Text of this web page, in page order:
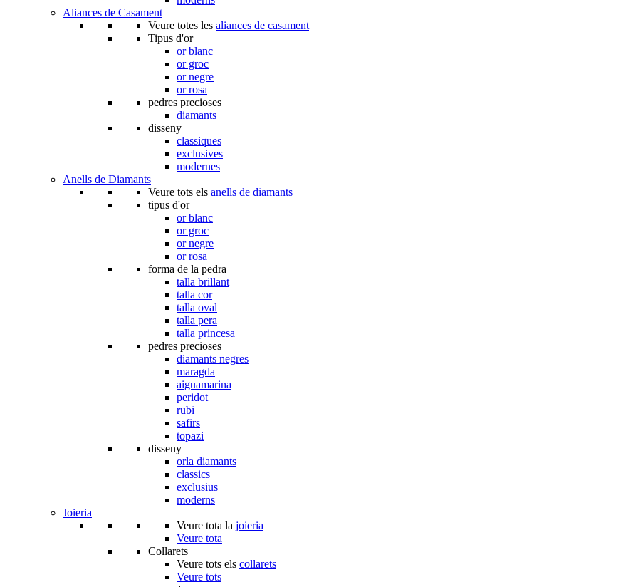
Aliances de Casament
Veure totes les aliances de casament
Tipus d'or
or blanc
or groc
or negre
or rosa
pedres precioses
diamants
disseny
classiques
exclusives
modernes
Anells de Diamants
Veure tots els anells de diamants
tipus d'or
or blanc
or groc
or negre
or rosa
forma de la pedra
talla brillant
talla cor
talla oval
talla pera
talla princesa
pedres precioses
diamants negres
maragda
aiguamarina
peridot
rubi
safirs
topazi
disseny
orla diamants
classics
exclusius
moderns
Joieria
Veure tota la joieria
Veure tota
Collarets
Veure tots els collarets
Veure tots